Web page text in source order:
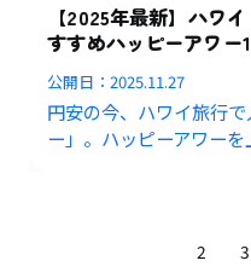
【2025年最新】ハワ
すすめハッピーアワー
公開日：2025.11.27
円安の今、ハワイ旅行
ー」。ハッピーアワー
2 3